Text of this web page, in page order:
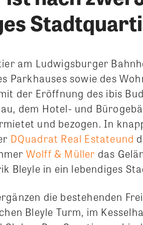
am Ludwigsburger
Parkhauses sowie des
der Eröffnung des ibis
dem Hotel- und
und bezogen. In
DQuadrat Real Estateund
Wolff & Müller das
Bleyle in ein lebendiges
die bestehenden
Bleyle Turm, im